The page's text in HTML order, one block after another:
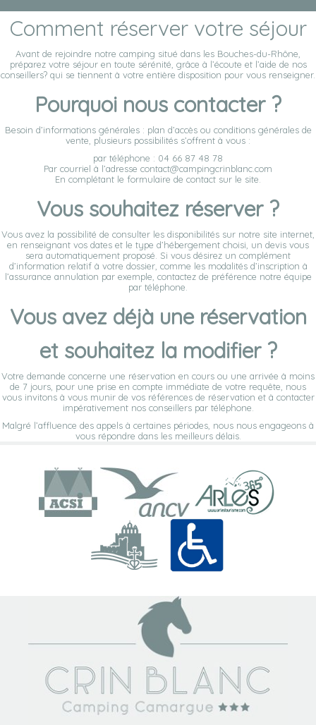
Comment réserver votre séjour
Avant de rejoindre notre camping situé dans les Bouches-du-Rhône,
préparez votre séjour en toute sérénité, grâce à l’écoute et l’aide de nos
conseillers? qui se tiennent à votre entière disposition pour vous renseigner.
Pourquoi nous contacter ?
Besoin d’informations générales : plan d’accès ou conditions générales de
vente, plusieurs possibilités s’offrent à vous :
par téléphone : 04 66 87 48 78
Par courriel à l’adresse contact@campingcrinblanc.com
En complétant le formulaire de contact sur le site.
Vous souhaitez réserver ?
Vous avez la possibilité de consulter les disponibilités sur notre site internet,
en renseignant vos dates et le type d’hébergement choisi, un devis vous
sera automatiquement proposé. Si vous désirez un complément
d’information relatif à votre dossier, comme les modalités d’inscription à
l’assurance annulation par exemple, contactez de préférence notre équipe
par téléphone.
Vous avez déjà une réservation
et souhaitez la modifier ?
Votre demande concerne une réservation en cours ou une arrivée à moins
de 7 jours, pour une prise en compte immédiate de votre requête, nous
vous invitons à vous munir de vos références de réservation et à contacter
impérativement nos conseillers par téléphone.
Malgré l’affluence des appels à certaines périodes, nous nous engageons à
vous répondre dans les meilleurs délais.